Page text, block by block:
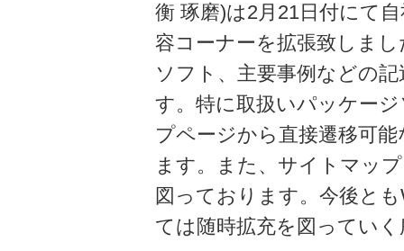
衡 琢磨)は2月21日付にて
容コーナーを拡張致しま
ソフト、主要事例などの
す。特に取扱いパッケー
プページから直接遷移可
ます。また、サイトマッ
図っております。今後と
ては随時拡充を図ってい